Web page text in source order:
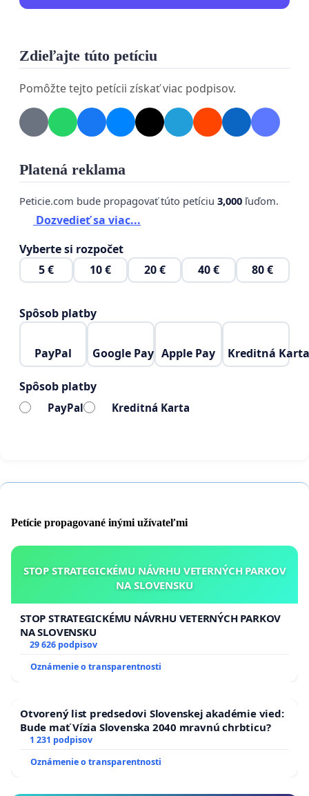
Zdieľajte túto petíciu
Pomôžte tejto petícii získať viac podpisov.
Platená reklama
Peticie.com bude propagovať túto petíciu 3,000 ľuďom.
Dozvedieť sa viac...
Vyberte si rozpočet
5 €
10 € 20 € 40 € 80 €
Spôsob platby
PayPal Google Pay Apple Pay Kreditná Karta
Spôsob platby
PayPal Kreditná Karta
Petície propagované inými užívateľmi
STOP STRATEGICKÉMU NÁVRHU VETERNÝCH PARKOV
NA SLOVENSKU
STOP STRATEGICKÉMU NÁVRHU VETERNÝCH PARKOV
NA SLOVENSKU
29 626 podpisov
Oznámenie o transparentnosti
Otvorený list predsedovi Slovenskej akadémie vied:
Bude mať Vízia Slovenska 2040 mravnú chrbticu?
1 231 podpisov
Oznámenie o transparentnosti